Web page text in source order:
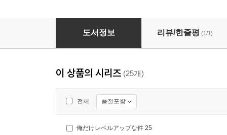
俺だけレベルアップな件 3
도서정보 리뷰/한줄평 (1/1)
이 상품의 시리즈 (25개)
전체 품절포함
俺だけレベルアップな件 25